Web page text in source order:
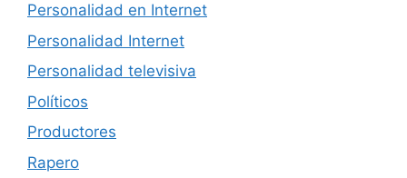
Personalidad en Internet
Personalidad Internet
Personalidad televisiva
Políticos
Productores
Rapero